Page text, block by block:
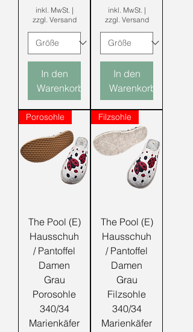
inkl. MwSt. |
zzgl. Versand
In den
Warenkorb
inkl. MwSt. |
zzgl. Versand
In den
Warenkorb
Porosohle
The Pool (E)
Hausschuh
/ Pantoffel
Damen
Grau
Porosohle
340/34
Marienkäfer
Filzsohle
The Pool (E)
Hausschuh
/ Pantoffel
Damen
Grau
Filzsohle
340/34
Marienkäfer